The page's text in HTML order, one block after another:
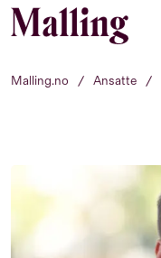
Hopp til innhold
Malling.no / Ansatte /